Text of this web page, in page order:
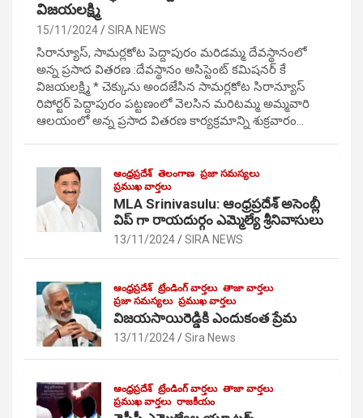
విజయలక్ష్మి
15/11/2024 SIRA NEWS
సిరాన్యూస్, సామర్లకోట పెద్దాపురం మరిడమ్మ దేవస్థానంలో
అన్న ప్రసాద వితరణ :దేవస్థానం అసిస్టెంట్ కమిషనర్ కే
విజయలక్ష్మి * చెక్కును అందజేసిన సామర్లకోట సిరాన్యూస్
రిపోర్టర్ పెద్దాపురం పట్టణంలో వెలసిన మరిటమ్మ అమ్మవారి
ఆలయంలో అన్న ప్రసాద వితరణ కార్యక్రమాన్ని శుక్రవారం…
ఆంధ్రప్రదేశ్ తెలంగాణ ప్రజా సమస్యలు
ప్రముఖ వార్తలు
MLA Srinivasulu: ఆంధ్రప్రదేశ్ అసెంబ్లీ
విప్ గా రాయదుర్గం ఎమ్మెల్యే శ్రీనివాసులు
13/11/2024 SIRA NEWS
ఆంధ్రప్రదేశ్ ట్రేండింగ్ వార్తలు తాజా వార్తలు
ప్రజా సమస్యలు ప్రముఖ వార్తలు
విజయసాయిరెడ్డికి ఎందుకంత ప్రేమ
13/11/2024 Sira News
ఆంధ్రప్రదేశ్ ట్రేండింగ్ వార్తలు తాజా వార్తలు
ప్రముఖ వార్తలు రాజకీయం